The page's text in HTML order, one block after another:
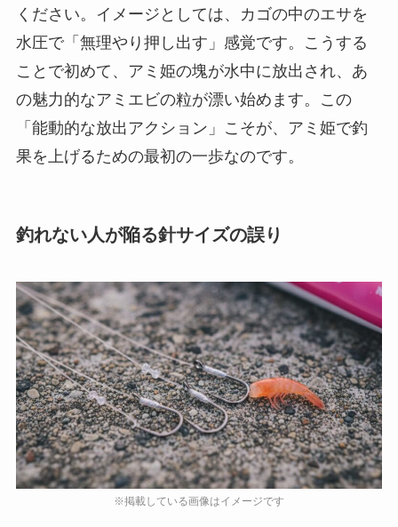
ください。
イメージとしては、カゴの中のエサを
水圧で「無理やり押し出す」感覚です。こうする
ことで初めて、アミ姫の塊が水中に放出され、あ
の魅力的なアミエビの粒が漂い始めます。この
「能動的な放出アクション」こそが、アミ姫で釣
果を上げるための最初の一歩なのです。
釣れない人が陥る針サイズの誤り